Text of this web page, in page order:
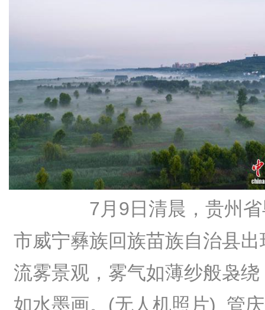
7月9日清晨，贵州省
市威宁彝族回族苗族自治县出
流雾景观，雾气如薄纱般袅绕
如水墨画。(无人机照片) 管